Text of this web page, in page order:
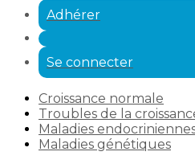
Adhérer
Se connecter
Croissance normale
Troubles de la
Maladies
Maladies génétiques